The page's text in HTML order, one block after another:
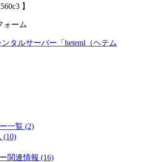
】
ォーム
タルサーバー「heteml（ヘテム
一覧 (2)
(10)
関連情報 (16)